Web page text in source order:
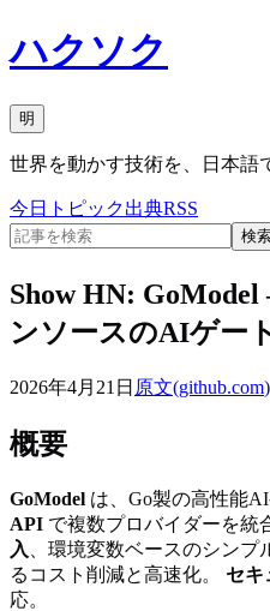
ハクソク
明
世界を動かす技術を、日本語
今日 トピック出典RSS
検
Show HN:
ンソースのAIゲー
2026年4月21日 原文(github.com)
概要
GoModel は、Go製の高性能
API で複数プロバイダーを統
入
、環境変数ベースのシンプ
るコスト削減と高速化。 セキ
応。